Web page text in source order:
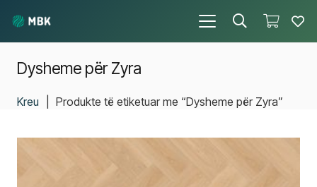
Dysheme për Zyra
Kreu Produkte të etiketuar me “Dysheme për Zyra”